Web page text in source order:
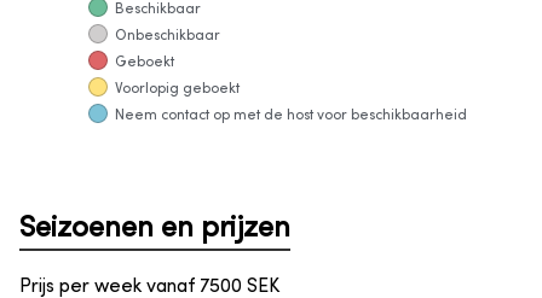
Beschikbaar
Onbeschikbaar
Geboekt
Voorlopig geboekt
Neem contact op met de host voor beschikbaarheid
Seizoenen en prijzen
Prijs per week vanaf 7500 SEK